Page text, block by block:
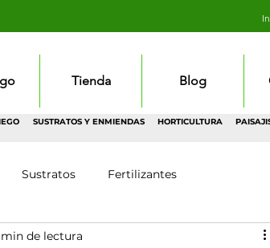
Tienda Blog
SUSTRATOS Y ENMIENDAS HORTICULTURA
Sustratos Fertilizantes
de lectura